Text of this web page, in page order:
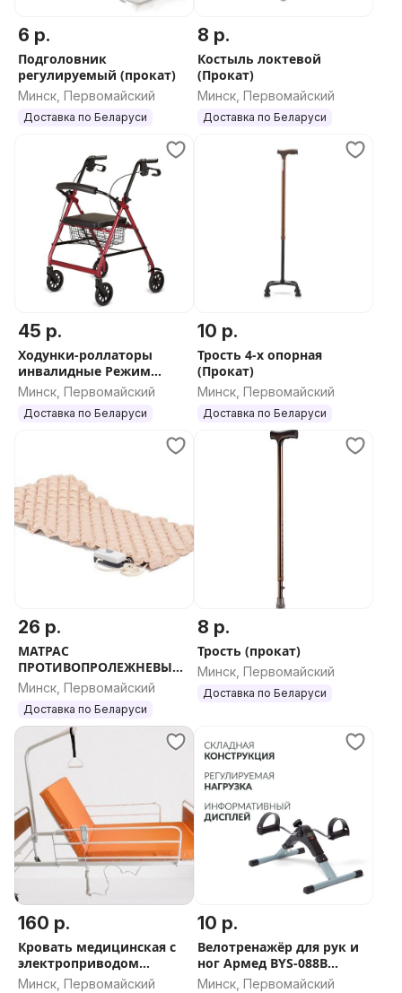
6 р.
Подголовник
регулируемый (прокат)
Минск, Первомайский
Доставка по Беларуси
8 р.
Костыль локтевой
(Прокат)
Минск, Первомайский
Доставка по Беларуси
45 р.
Ходунки-роллаторы
инвалидные Режим
перекатывания (Прокат)
Минск, Первомайский
Доставка по Беларуси
10 р.
Трость 4-х опорная
(Прокат)
Минск, Первомайский
Доставка по Беларуси
26 р.
МАТРАС
ПРОТИВОПРОЛЕЖНЕВЫЙ
ЯЧЕИСТЫЙ (прокат)
Минск, Первомайский
Доставка по Беларуси
8 р.
Трость (прокат)
Минск, Первомайский
Доставка по Беларуси
160 р.
Кровать медицинская с
электроприводом
(Прокат)
Минск, Первомайский
10 р.
Велотренажёр для рук и
ног Армед BYS-088B
Складной (Прокат)
Минск, Первомайский